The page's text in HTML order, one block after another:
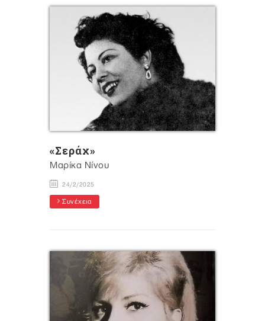
«Σεράχ»
Μαρίκα Νίνου
24/2/2025
Συνέχεια